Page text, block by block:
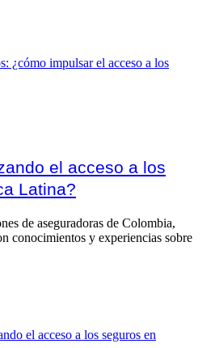
el acceso a los
Latina?
de aseguradoras de Colombia,
conocimientos y experiencias sobre